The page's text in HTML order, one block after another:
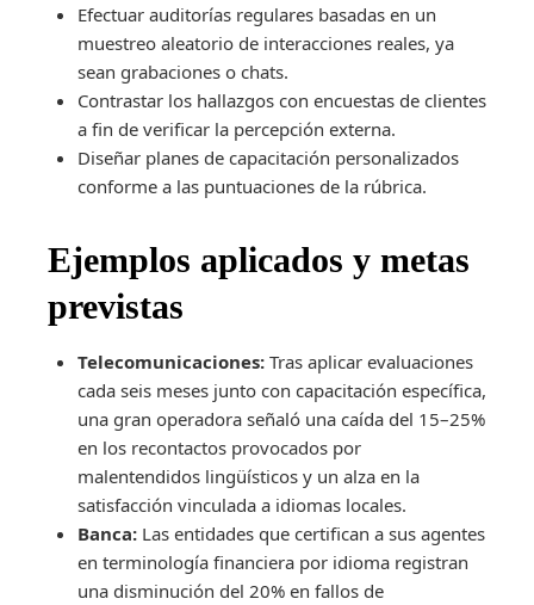
Efectuar auditorías regulares basadas en un
muestreo aleatorio de interacciones reales, ya
sean grabaciones o chats.
Contrastar los hallazgos con encuestas de clientes
a fin de verificar la percepción externa.
Diseñar planes de capacitación personalizados
conforme a las puntuaciones de la rúbrica.
Ejemplos aplicados y metas
previstas
Telecomunicaciones: Tras aplicar evaluaciones
cada seis meses junto con capacitación específica,
una gran operadora señaló una caída del 15–25%
en los recontactos provocados por
malentendidos lingüísticos y un alza en la
satisfacción vinculada a idiomas locales.
Banca: Las entidades que certifican a sus agentes
en terminología financiera por idioma registran
una disminución del 20% en fallos de